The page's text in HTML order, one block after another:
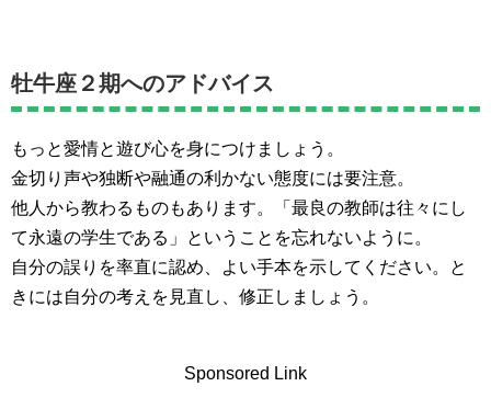
牡牛座２期へのアドバイス
もっと愛情と遊び心を身につけましょう。
金切り声や独断や融通の利かない態度には要注意。
他人から教わるものもあります。「最良の教師は往々にし
て永遠の学生である」ということを忘れないように。
自分の誤りを率直に認め、よい手本を示してください。と
きには自分の考えを見直し、修正しましょう。
Sponsored Link